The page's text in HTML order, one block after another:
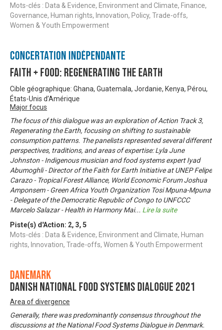
Mots-clés : Data & Evidence, Environment and Climate, Finance,
Governance, Human rights, Innovation, Policy, Trade-offs,
Women & Youth Empowerment
Concertation Indépendante
Faith + Food: Regenerating the Earth
Cible géographique: Ghana, Guatemala, Jordanie, Kenya, Pérou,
États-Unis d’Amérique
Major focus
The focus of this dialogue was an exploration of Action Track 3,
Regenerating the Earth, focusing on shifting to sustainable
consumption patterns. The panelists represented several different
perspectives, traditions, and areas of expertise: Lyla June
Johnston - Indigenous musician and food systems expert Iyad
Abumoghli - Director of the Faith for Earth Initiative at UNEP Felipe
Carazo - Tropical Forest Alliance, World Economic Forum Joshua
Amponsem - Green Africa Youth Organization Tosi Mpuna-Mpuna
- Delegate of the Democratic Republic of Congo to UNFCCC
Marcelo Salazar - Health in Harmony Mai... Lire la suite
Piste(s) d'Action: 2, 3, 5
Mots-clés : Data & Evidence, Environment and Climate, Human
rights, Innovation, Trade-offs, Women & Youth Empowerment
Danemark
Danish National Food Systems Dialogue 2021
Area of divergence
Generally, there was predominantly consensus throughout the
discussions at the National Food Systems Dialogue in Denmark.